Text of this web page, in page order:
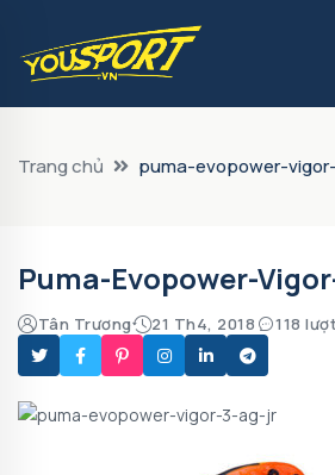
Trang chủ puma-evopower-
Puma-Evopower-
Tân Trương 21 Th4, 2018 118